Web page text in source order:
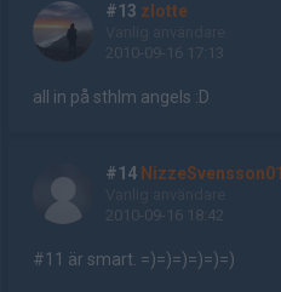
#13 zlotte
2010-09-16 17:13
all in på sthlm angels :D
#14 NizzeSvensson01
2010-09-16 18:42
#11 är smart. =)=)=)=)=)=)